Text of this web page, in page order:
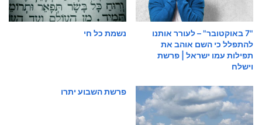
"7 באוקטובר" – לעורר אותנו
להתפלל כי השם אוהב את
תפילות עמו ישראל | פרשת
וישלח
נשמת כל חי
פרשת השבוע יתרו